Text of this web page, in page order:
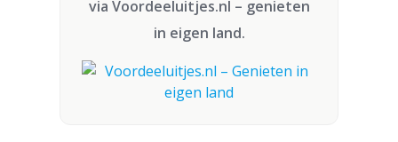
via Voordeeluitjes.nl – genieten
in eigen land.